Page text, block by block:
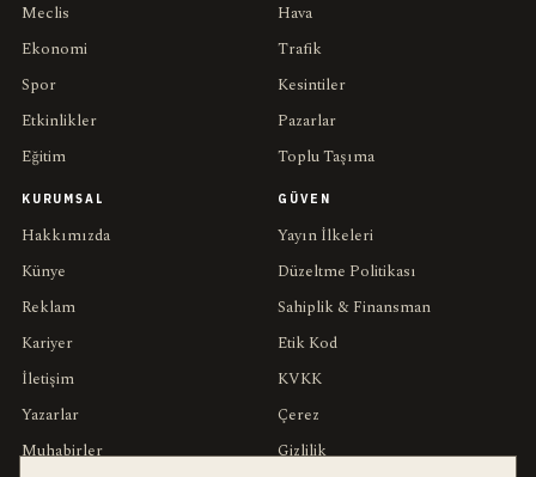
Meclis
Ekonomi
Spor
Etkinlikler
Eğitim
Hava
Trafik
Kesintiler
Pazarlar
Toplu Taşıma
KURUMSAL
Hakkımızda
Künye
Reklam
Kariyer
İletişim
Yazarlar
Muhabirler
GÜVEN
Yayın İlkeleri
Düzeltme Politikası
Sahiplik & Finansman
Etik Kod
KVKK
Çerez
Gizlilik